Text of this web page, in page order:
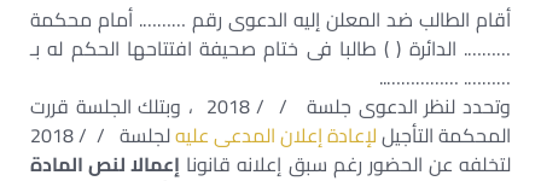
أقام الطالب ضد المعلن إليه الدعوى رقم ………. أمام محكمة
………. الدائرة ( ) طالبا فى ختام صحيفة افتتاحها الحكم له بـ
………. ……………..
وتحدد لنظر الدعوى جلسة / / 2018 ، وبتلك الجلسة قررت
المحكمة التأجيللإعادة إعلان المدعى عليه
لجلسة / / 2018
لتخلفه عن الحضور رغم سبق إعلانه قانونا إعمالا لنص المادة